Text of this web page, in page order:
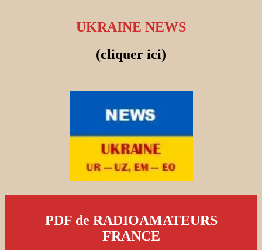
UKRAINE NEWS
(cliquer ici)
PDF de RADIOAMATEURS
FRANCE